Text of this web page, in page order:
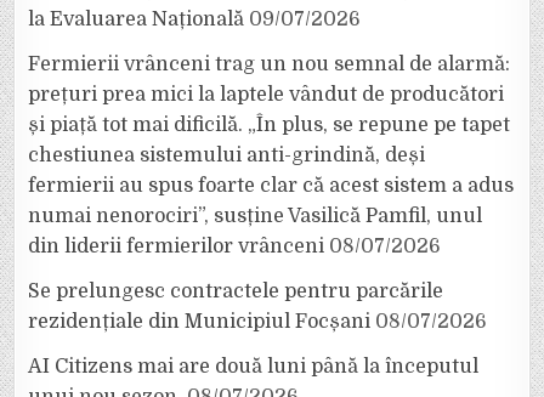
la Evaluarea Națională 09/07/2026
Fermierii vrânceni trag un nou semnal de alarmă:
prețuri prea mici la laptele vândut de producători
și piață tot mai dificilă. „În plus, se repune pe tapet
chestiunea sistemului anti-grindină, deși
fermierii au spus foarte clar că acest sistem a adus
numai nenorociri”, susține Vasilică Pamfil, unul
din liderii fermierilor vrânceni 08/07/2026
Se prelungesc contractele pentru parcările
rezidențiale din Municipiul Focșani 08/07/2026
AI Citizens mai are două luni până la începutul